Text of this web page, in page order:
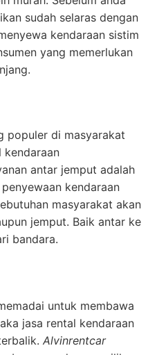
sudah selaras dengan
kendaraan sistim
yang memerlukan
populer di masyarakat
kendaraan
antar jemput adalah
kendaraan
masyarakat akan
jemput. Baik antar ke
bandara.
untuk membawa
jasa rental kendaraan
Alvinrentcar